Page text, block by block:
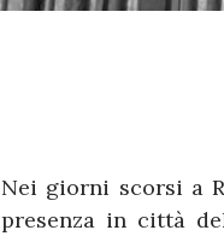
Nei giorni scorsi a
presenza in città